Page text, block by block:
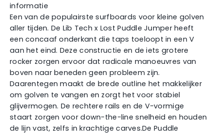
informatie
Een van de populairste surfboards voor kleine golven
aller tijden. De Lib Tech x Lost Puddle Jumper heeft
een concaaf onderkant die taps toeloopt in een V
aan het eind. Deze constructie en de iets grotere
rocker zorgen ervoor dat radicale manoeuvres van
boven naar beneden geen probleem zijn.
Daarentegen maakt de brede outline het makkelijker
om golven te vangen en zorgt het voor stabiel
glijvermogen. De rechtere rails en de V-vormige
staart zorgen voor down-the-line snelheid en houden
de lijn vast, zelfs in krachtige carves.De Puddle